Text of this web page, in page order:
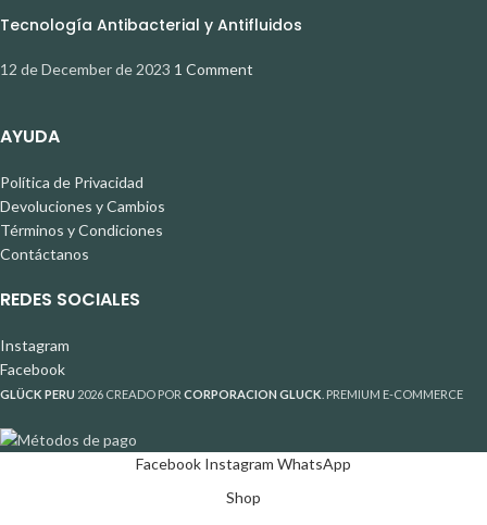
Tecnología Antibacterial y Antifluidos
12 de December de 2023 1 Comment
AYUDA
Política de Privacidad
Devoluciones y Cambios
Términos y Condiciones
Contáctanos
REDES SOCIALES
Instagram
Facebook
GLÜCK PERU 2026 CREADO POR CORPORACION GLUCK . PREMIUM E-COMMERCE
Facebook Instagram WhatsApp
Shop